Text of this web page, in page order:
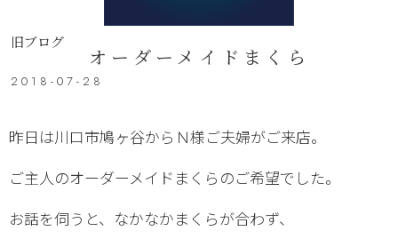
旧ブログ
オーダーメイドまくら
2018-07-28
昨日は川口市鳩ヶ谷からＮ様ご夫婦がご来店。
ご主人のオーダーメイドまくらのご希望でした。
お話を伺うと、なかなかまくらが合わず、